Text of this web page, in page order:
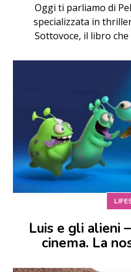
Oggi ti parliamo di
specializzata in
Sottovoce, il libro
Luis e gli alieni
cinema. La